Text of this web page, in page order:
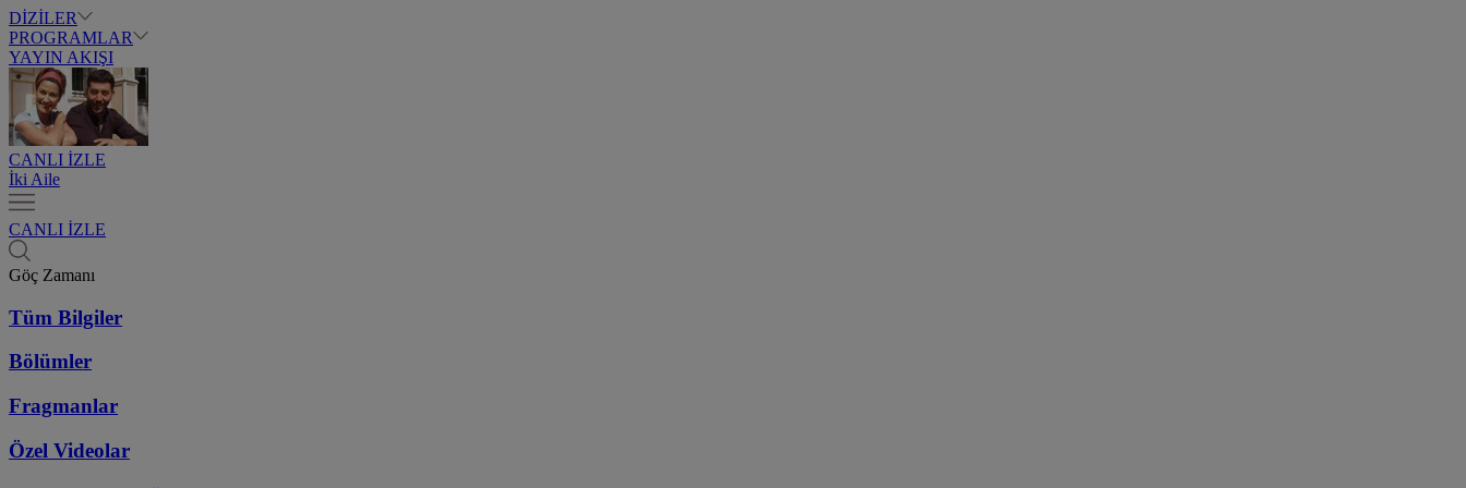
DİZİLER
PROGRAMLAR
YAYIN AKIŞI
CANLI İZLE
İki Aile
CANLI İZLE
Göç Zamanı
Tüm Bilgiler
Bölümler
Fragmanlar
Özel Videolar